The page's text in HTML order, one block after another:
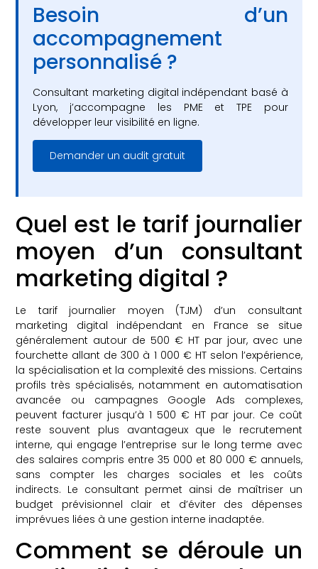
Besoin d’un
accompagnement
personnalisé ?
Consultant marketing digital indépendant basé à
Lyon, j’accompagne les PME et TPE pour
développer leur visibilité en ligne.
Demander un audit gratuit
Quel est le tarif journalier
moyen d’un consultant
marketing digital ?
Le tarif journalier moyen (TJM) d’un consultant
marketing digital indépendant en France se situe
généralement autour de 500 € HT par jour, avec une
fourchette allant de 300 à 1 000 € HT selon l’expérience,
la spécialisation et la complexité des missions. Certains
profils très spécialisés, notamment en automatisation
avancée ou campagnes Google Ads complexes,
peuvent facturer jusqu’à 1 500 € HT par jour. Ce coût
reste souvent plus avantageux que le recrutement
interne, qui engage l’entreprise sur le long terme avec
des salaires compris entre 35 000 et 80 000 € annuels,
sans compter les charges sociales et les coûts
indirects. Le consultant permet ainsi de maîtriser un
budget prévisionnel clair et d’éviter des dépenses
imprévues liées à une gestion interne inadaptée.
Comment se déroule un